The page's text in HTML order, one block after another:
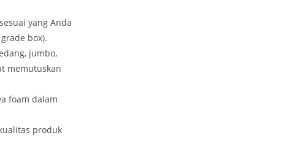
yang Anda
box).
jumbo,
memutuskan
foam dalam
produk